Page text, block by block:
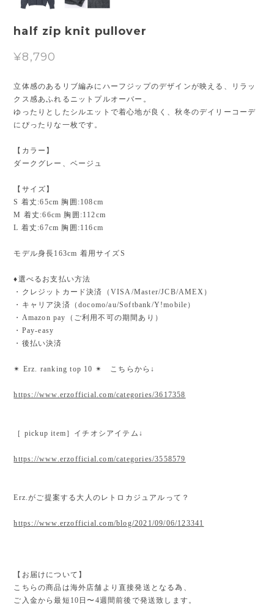
half zip knit pullover
¥8,790
立体感のあるリブ編みにハーフジップのデザインが映える、リラッ
クス感あふれるニットプルオーバー。
ゆったりとしたシルエットで着心地が良く、秋冬のデイリーコーデ
にぴったりな一枚です。
【カラー】
ダークグレー、ベージュ
【サイズ】
S 着丈:65cm 胸囲:108cm
M 着丈:66cm 胸囲:112cm
L 着丈:67cm 胸囲:116cm
モデル身長163cm 着用サイズS
♦︎選べるお支払い方法
・クレジットカード決済（VISA/Master/JCB/AMEX）
・キャリア決済（docomo/au/Softbank/Y!mobile）
・Amazon pay（ご利用不可の期間あり）
・Pay-easy
・後払い決済
✴︎ Erz. ranking top 10 ✴︎ こちらから↓
https://www.erzofficial.com/categories/3617358
［ pickup item］イチオシアイテム↓
https://www.erzofficial.com/categories/3558579
Erz.がご提案する大人のレトロカジュアルって？
https://www.erzofficial.com/blog/2021/09/06/123341
【お届けについて】
こちらの商品は海外店舗より直接発送となる為、
ご入金から最短10日〜4週間前後で発送致します。